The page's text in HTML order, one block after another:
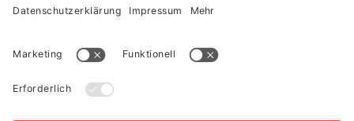
Besuch Museum im Deutschhof
Besuch Kunsthalle Vogelmann